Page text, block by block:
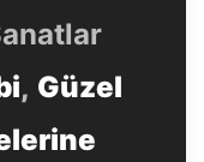
, Güzel